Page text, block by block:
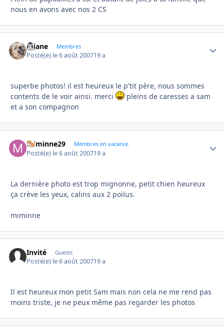
nous en avons avec nos 2 CS
réjane Membres
Posté(e) le 6 août 200719 a
superbe photos! il est heureux le p'tit père, nous sommes
contents de le voir ainsi. merci
pleins de caresses a sam
et a son compagnon
miminne29 Membres en vacance
Posté(e) le 6 août 200719 a
La dernière photo est trop mignonne, petit chien heureux
ça crève les yeux, calins aux 2 poilus.
miminne
Invité Guests
Posté(e) le 6 août 200719 a
Il est heureux mon petit Sam mais non cela ne me rend pas
moins triste, je ne peux même pas regarder les photos